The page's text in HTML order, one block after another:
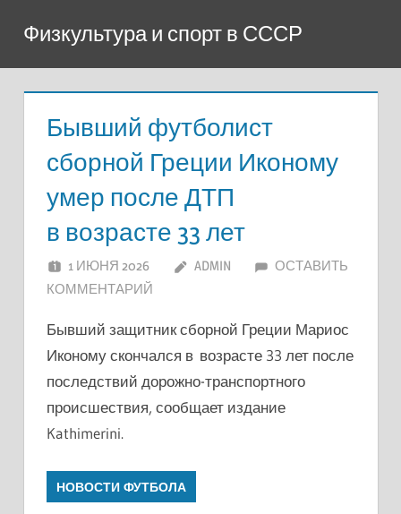
содержимому
Физкультура и спорт в СССР
Бывший футболист
сборной Греции Иконому
умер после ДТП
в возрасте 33 лет
1 ИЮНЯ 2026 ADMIN
ОСТАВИТЬ
КОММЕНТАРИЙ
Бывший защитник сборной Греции Мариос
Иконому скончался в возрасте 33 лет после
последствий дорожно-транспортного
происшествия, сообщает издание
Kathimerini.
НОВОСТИ ФУТБОЛА